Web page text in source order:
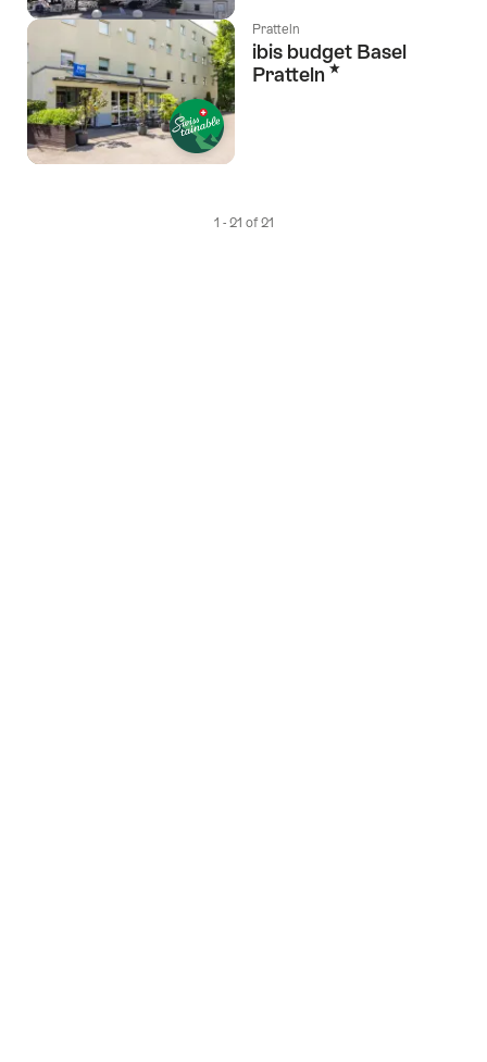
Pratteln
ibis budget Basel
Pratteln 1 étoile
1 - 21 of 21